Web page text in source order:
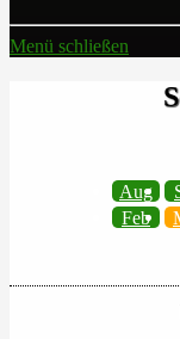
Menü schließen
Aug
Feb